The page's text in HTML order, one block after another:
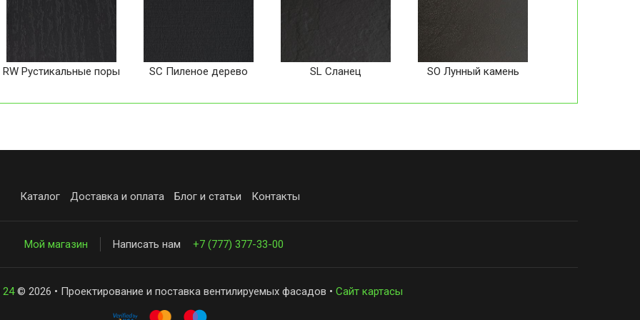
RW Рустикальные поры SC Пиленое дерево SL Сланец SO Лунный камень
Каталог Доставка и оплата Блог и статьи Контакты
Мой магазин Написать нам +7 (777) 377-33-00
24© 2026 • Проектирование и поставка вентилируемых фасадов • Сайт картасы